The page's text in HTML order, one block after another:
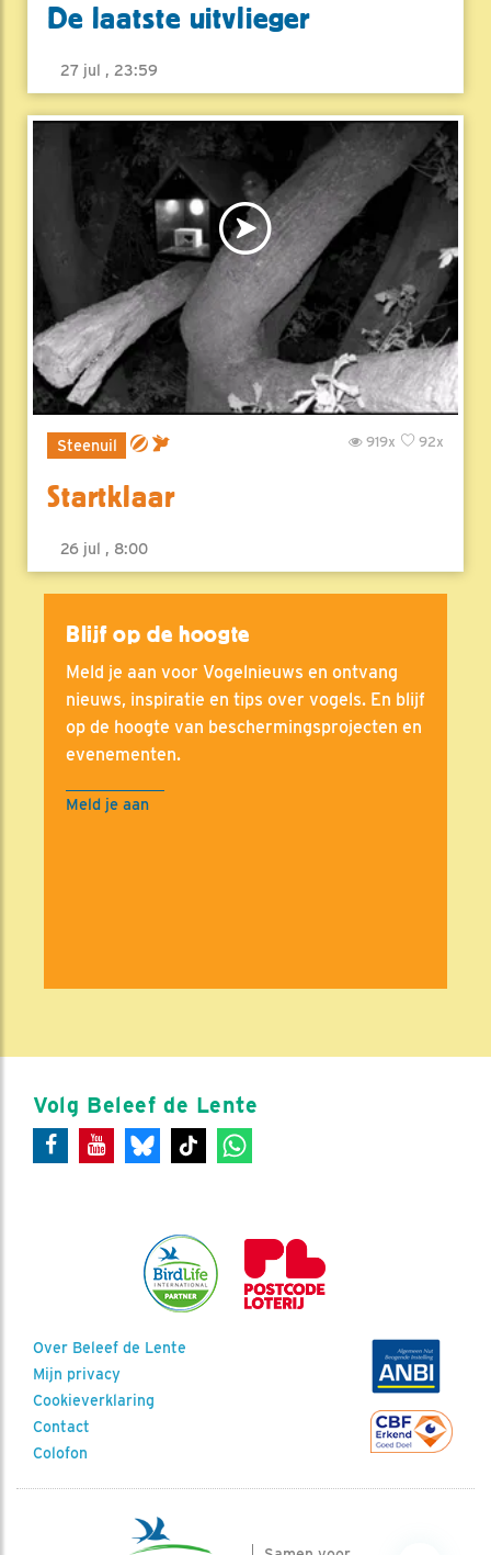
De laatste uitvlieger
27 jul , 23:59
Steenuil 92x
919x
Startklaar
26 jul , 8:00
Blijf op de hoogte
Meld je aan voor Vogelnieuws en ontvang
nieuws, inspiratie en tips over vogels. En blijf
op de hoogte van beschermingsprojecten en
evenementen.
Meld je aan
Volg Beleef de Lente
Over Beleef de Lente
Mijn privacy
Cookieverklaring
Contact
Colofon